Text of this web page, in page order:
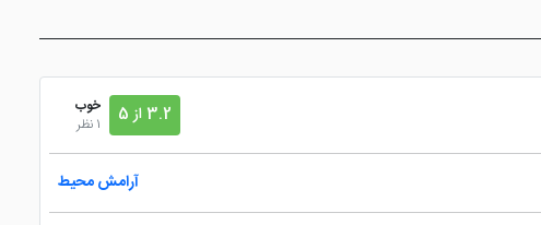
3.2 از 5
خوب
1 نظر
آرامش محیط